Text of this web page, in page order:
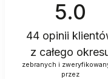
5.0
44 opinii
z całego
zebranych i
przez